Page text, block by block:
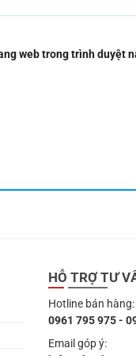
web trong trình duyệt
HỖ TRỢ TƯ
Hotline bán hàng:
0961 795 975 -
Email góp ý: